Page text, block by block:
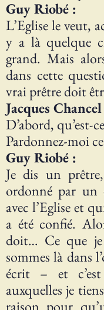
Guy Riobé :
L’Eglise le veut,
y a là quelque
grand. Mais
dans cette
vrai prêtre doit
Jacques
D’abord, qu’est-
Pardonnez-moi
Guy Riobé :
Je dis un
ordonné par un
avec l’Eglise et
a été confié.
doit… Ce que je
sommes là dans
écrit – et c’est
auxquelles je
raison pour